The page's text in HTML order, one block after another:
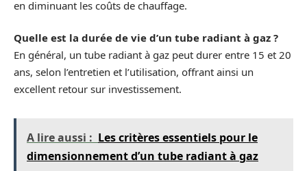
en diminuant les coûts de chauffage.
Quelle est la durée de vie d’un tube radiant à gaz ?
En général, un tube radiant à gaz peut durer entre 15 et 20
ans, selon l’entretien et l’utilisation, offrant ainsi un
excellent retour sur investissement.
A lire aussi : Les critères essentiels pour le
dimensionnement d’un tube radiant à gaz